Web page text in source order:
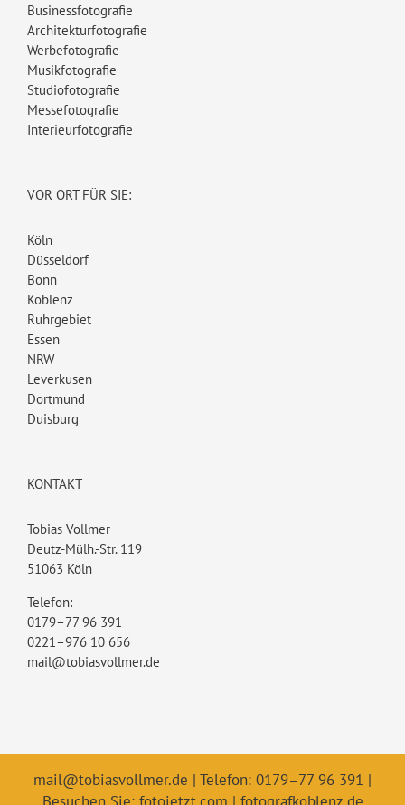
Businessfotografie
Architekturfotografie
Werbefotografie
Musikfotografie
Studiofotografie
Messefotografie
Interieurfotografie
VOR ORT FÜR SIE:
Köln
Düsseldorf
Bonn
Koblenz
Ruhrgebiet
Essen
NRW
Leverkusen
Dortmund
Duisburg
KONTAKT
Tobias Vollmer
Deutz-Mülh.-Str. 119
51063 Köln
Telefon:
0179–77 96 391
0221–976 10 656
mail@tobiasvollmer.de
mail@tobiasvollmer.de | Telefon: 0179–77 96 391 |